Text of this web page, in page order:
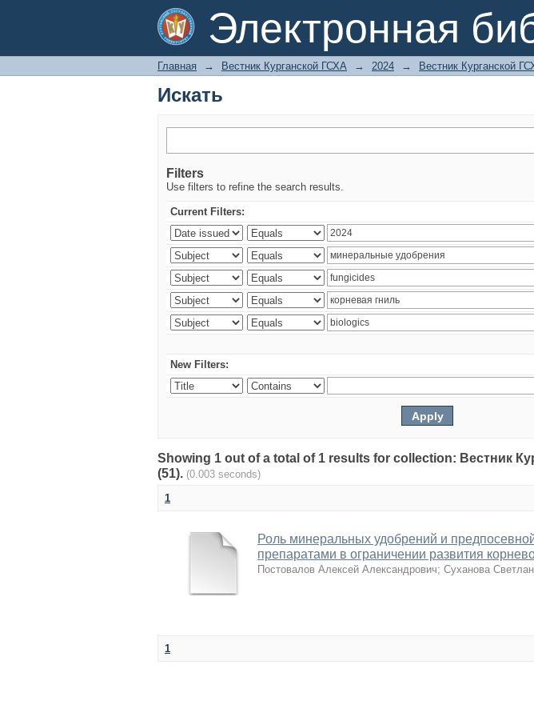
Электронная
Искать
Главная → Вестник Курганской ГСХА → 2024 → Вестник Курганской
Искать
Filters
Use filters to refine the search results.
Current Filters:
New Filters:
Showing 1 out of a total of 1 results for collection: Вестник
(51). (0.003 seconds)
1
Роль минеральных удобрений и
препаратами в ограничении развития
Постовалов Алексей Александрович; Суханова
1